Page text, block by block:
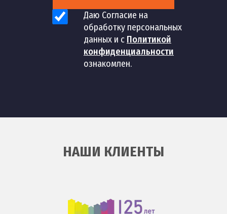
Даю Согласие на
обработку персональных
данных и с Политикой
конфиденциальности
ознакомлен.
НАШИ КЛИЕНТЫ